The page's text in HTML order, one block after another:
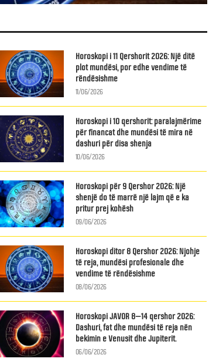
Horoskopi i 11 Qershorit 2026: Një ditë
plot mundësi, por edhe vendime të
rëndësishme
11/06/2026
Horoskopi i 10 qershorit: paralajmërime
për financat dhe mundësi të mira në
dashuri për disa shenja
10/06/2026
Horoskopi për 9 Qershor 2026: Një
shenjë do të marrë një lajm që e ka
pritur prej kohësh
09/06/2026
Horoskopi ditor 8 Qershor 2026: Njohje
të reja, mundësi profesionale dhe
vendime të rëndësishme
08/06/2026
Horoskopi JAVOR 8–14 qershor 2026:
Dashuri, fat dhe mundësi të reja nën
bekimin e Venusit dhe Jupiterit.
06/06/2026